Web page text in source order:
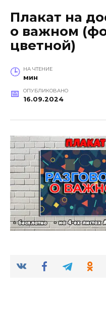
Плакат на
о важном
цветной)
НА ЧТЕНИЕ
мин
ОПУБЛИКОВАНО
16.09.2024